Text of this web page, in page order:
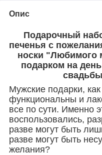
Опис
Подарочный
печенья с
носки "Любимого
подарком на
Мужские подарки,
функциональны и
все по сути. Именно
воспользовались,
разве могут быть
разве могут быть
желания?